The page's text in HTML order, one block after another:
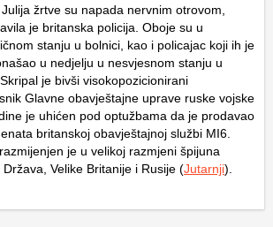
Julija žrtve su napada nervnim otrovom,
je britanska policija. Oboje su u
stanju u bolnici, kao i policajac koji ih je
u nedjelju u nesvjesnom stanju u
je bivši visokopozicionirani
Glavne obavještajne uprave ruske vojske
je uhićen pod optužbama da je prodavao
britanskoj obavještajnoj službi MI6.
je u velikoj razmjeni špijuna
Velike Britanije i Rusije (Jutarnji).